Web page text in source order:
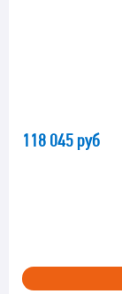
118 045 руб